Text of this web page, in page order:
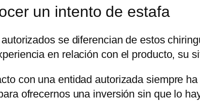
un intento de estafa
se diferencian de estos
en relación con el producto, su
con una entidad autorizada siempre
ofrecernos una inversión sin que lo